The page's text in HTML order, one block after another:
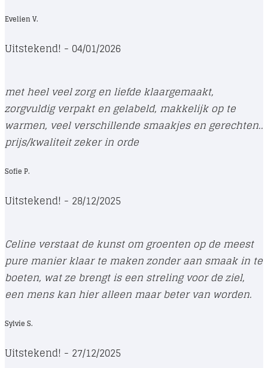
Evelien V.
Uitstekend! - 04/01/2026
met heel veel zorg en liefde klaargemaakt,
zorgvuldig verpakt en gelabeld, makkelijk op te
warmen, veel verschillende smaakjes en gerechten..
prijs/kwaliteit zeker in orde
Sofie P.
Uitstekend! - 28/12/2025
Celine verstaat de kunst om groenten op de meest
pure manier klaar te maken zonder aan smaak in te
boeten, wat ze brengt is een streling voor de ziel,
een mens kan hier alleen maar beter van worden.
Sylvie S.
Uitstekend! - 27/12/2025